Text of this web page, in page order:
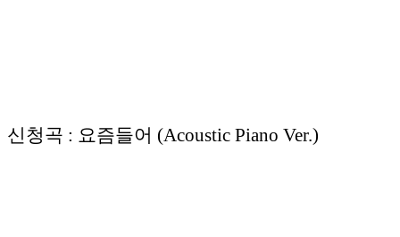
신청곡 : 요즘들어 (Acoustic Piano Ver.)